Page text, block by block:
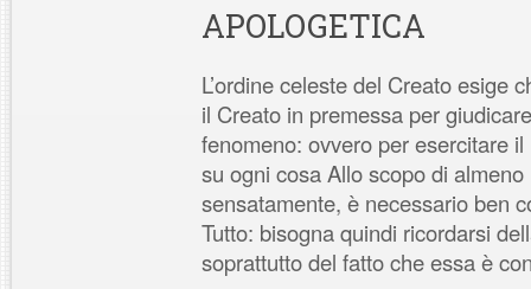
APOLOGETICA
L’ordine celeste del Creato esige
il Creato in premessa per
fenomeno: ovvero per esercitare
su ogni cosa Allo scopo di
sensatamente, è necessario ben
Tutto: bisogna quindi ricordarsi
soprattutto del fatto che essa è